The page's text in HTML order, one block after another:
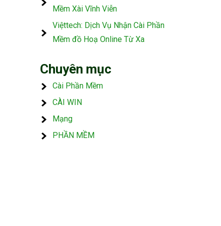
Mềm Xài Vĩnh Viễn
Việttech: Dịch Vụ Nhận Cài Phần
Mềm đồ Hoạ Online Từ Xa
Chuyên mục
Cài Phần Mềm
CÀI WIN
Mạng
PHẦN MỀM